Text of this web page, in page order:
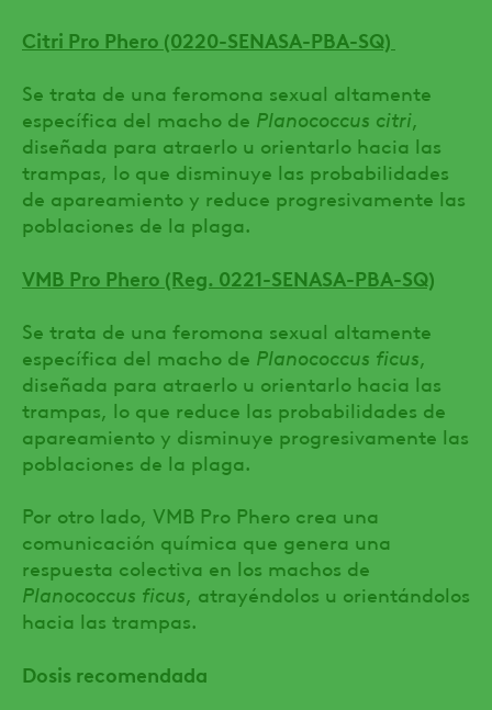
Citri Pro Phero (0220-SENASA-PBA-SQ)
Se trata de una feromona sexual altamente
específica del macho de Planococcus citri
diseñada para atraerlo u orientarlo hacia las
trampas, lo que disminuye las probabilidades
de apareamiento y reduce progresivamente las
poblaciones de la plaga.
VMB Pro Phero (Reg. 0221-SENASA-PBA-SQ)
Se trata de una feromona sexual altamente
específica del macho de Planococcus ficus
diseñada para atraerlo u orientarlo hacia las
trampas, lo que reduce las probabilidades de
apareamiento y disminuye progresivamente las
poblaciones de la plaga.
Por otro lado, VMB Pro Phero crea una
comunicación química que genera una
respuesta colectiva en los machos de
Planococcus ficus , atrayéndolos u orientándolos
hacia las trampas.
Dosis recomendada